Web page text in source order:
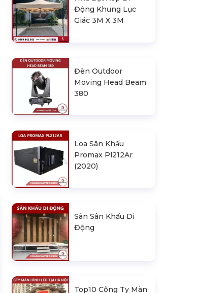
Động Khung Lục
Giác 3M X 3M
Đèn Outdoor
Moving Head Beam
380
Loa Sân Khấu
Promax Pl212Ar
(2020)
Sàn Sân Khấu Di
Động
Top10 Công Ty Màn